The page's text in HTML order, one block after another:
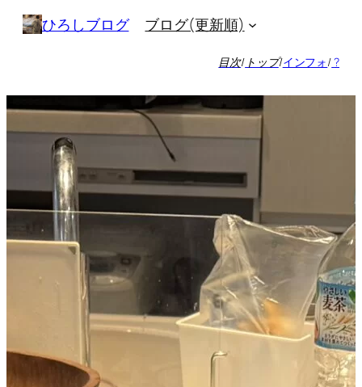
キ
ッ
プ
ひろしブログ ブログ(更新順)
目次/ トップ/インフォ/?